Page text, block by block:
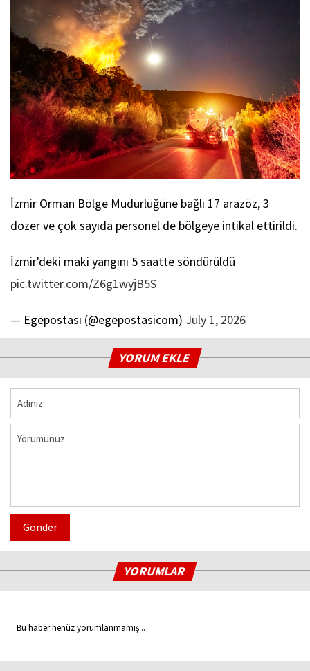
İzmir Orman Bölge Müdürlüğüne bağlı 17 arazöz, 3
dozer ve çok sayıda personel de bölgeye intikal ettirildi.
İzmir'deki maki yangını 5 saatte söndürüldü
pic.twitter.com/Z6g1wyjB5S
— Egepostası (@egepostasicom) July 1, 2026
YORUM EKLE
Gönder
YORUMLAR
Bu haber henüz yorumlanmamış...